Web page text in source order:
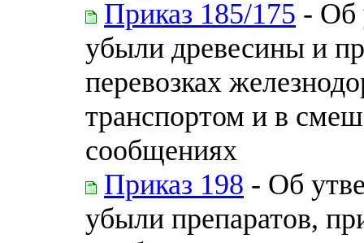
Приказ 185/175 - Об
убыли древесины и
перевозках
транспортом и в
сообщениях
Приказ 198 - Об
убыли препаратов,